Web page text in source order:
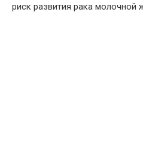
риск развития рака молочной